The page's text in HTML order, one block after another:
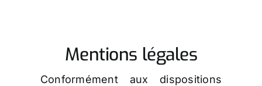
Cours & Stages
Mentions légales
Conformément aux dispositions